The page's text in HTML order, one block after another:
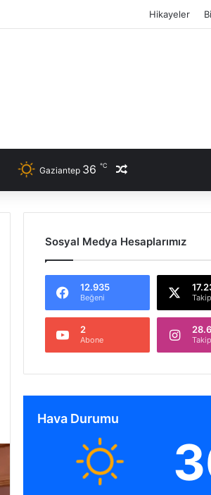
Hikayeler
Gaziantep 36 ℃
Sosyal Medya Hesaplarımız
12.935
Beğeni
2
Abone
Hava Durumu